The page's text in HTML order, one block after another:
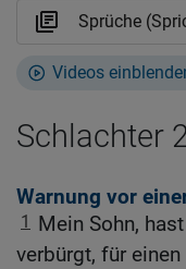
Videos
Schlachter
Warnung vor
1
Mein Sohn,
verbürgt, für